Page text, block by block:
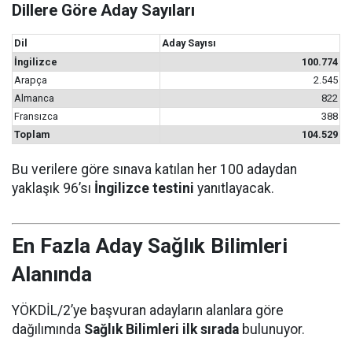
Dillere Göre Aday Sayıları
Dil
Aday Sayısı
İngilizce
100.774
Arapça
2.545
Almanca
822
Fransızca
388
Toplam
104.529
Bu verilere göre sınava katılan her 100 adaydan
yaklaşık 96’sı İngilizce testini yanıtlayacak.
En Fazla Aday Sağlık Bilimleri
Alanında
YÖKDİL/2’ye başvuran adayların alanlara göre
dağılımında Sağlık Bilimleri ilk sırada bulunuyor.